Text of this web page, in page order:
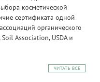
косметической
сертификата одной
органического
Soil Association, USDA и
ЧИТАТЬ ВСЕ